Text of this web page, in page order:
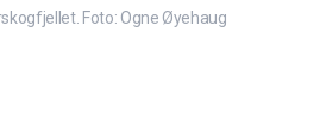
Foto: Ogne Øyehaug